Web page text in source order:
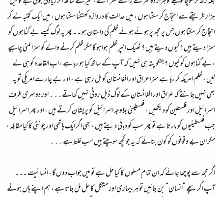
ہزار طریقے سے احتجاج کر سکتا ہوں ، میں عدالت کا دروازہ کھٹکٹا سکتا ہوں ، میں ایک کتبہ لے کر
احتجاج کر سکتا ہوں جس پر مجھ پر ہوئے ہوئے ظلم کی داستان ہو ۔ ۔ پھر یہ لوگ کیسے بے گناہوں کو
سزا دیتے ہیں ؟ کیوں دیتے ہیں ؟ ٹھیک انپر ظلم ہوا ہو گا مگر ظلم کرنے والے کو سزا ملنی چاہیے
، بے گناہوں کو کیوں ؟ جنکو پتہ ہی نہیں کہ آپ کے ساتھ کیا ہو رہا ہے ، اب القاعدہ کو ہی لے
لیں ، ظلم امریکہ کر رہا ہے سزا عراق اور افغانستان کو مل رہی ہے ، اور بے چارے امریکی تو یہ
بھی نہیں جانتے کہ عراق اور افغانستان کے لوگ ڈبل روٹی نہیں کھاتے ۔۔ ۔ اور دوسری طرف
اسرائیل اور فلسطین کو دیکھیں ، فلسطینی بلاوجہ اسرائیل کو پریشان کرتے ہیں ، اور پھر اسرائیل
جب فلسطینیوں کو مارتا ہے تو پھر سب کو دہائی دیتے ہیں ، بھی اگر ایک ہاتھی اور چونٹی کا کیا مقابلہ ،
مگر ان بے وقوفوں کو کون بتائے کہ یہ جو کچھ سوچتے ہیں سب غلط ہے ۔ ۔ ۔
اگر مجھ سے پوچھا جائے کہ ان تمام مسلوں کا کیا حل ہے تو میں جواب دوں گا ، انسانیت ۔۔ ۔
آپ اگر سچے “انسان“ بن جائیں تو ہر بیماری اور مشکل کا حل مل جاتا ہے ، ہم اپنے ہاں ہونے